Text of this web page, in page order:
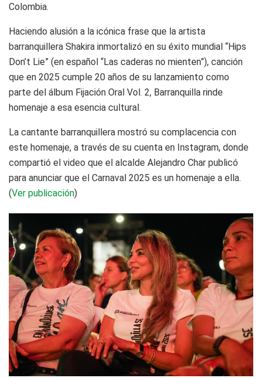
Colombia.
Haciendo alusión a la icónica frase que la artista
barranquillera Shakira inmortalizó en su éxito mundial “Hips
Don’t Lie” (en español “Las caderas no mienten”), canción
que en 2025 cumple 20 años de su lanzamiento como
parte del álbum Fijación Oral Vol. 2, Barranquilla rinde
homenaje a esa esencia cultural.
La cantante barranquillera mostró su complacencia con
este homenaje, a través de su cuenta en Instagram, donde
compartió el video que el alcalde Alejandro Char publicó
para anunciar que el Carnaval 2025 es un homenaje a ella.
(Ver publicación)